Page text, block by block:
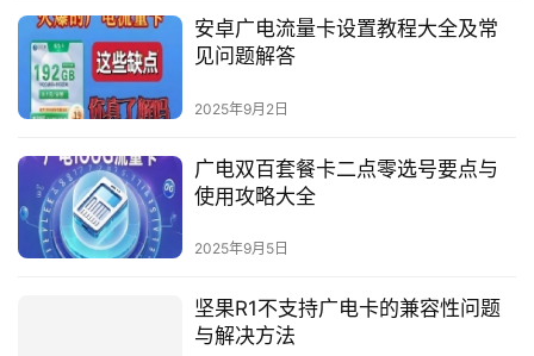
安卓广电流量卡设置教程大全及常
见问题解答
2025年9月2日
广电双百套餐卡二点零选号要点与
使用攻略大全
2025年9月5日
坚果R1不支持广电卡的兼容性问题
与解决方法